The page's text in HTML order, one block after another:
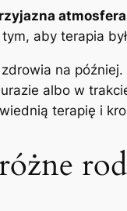
atmosfera
aby terapia
zdrowia na
albo w
terapię i